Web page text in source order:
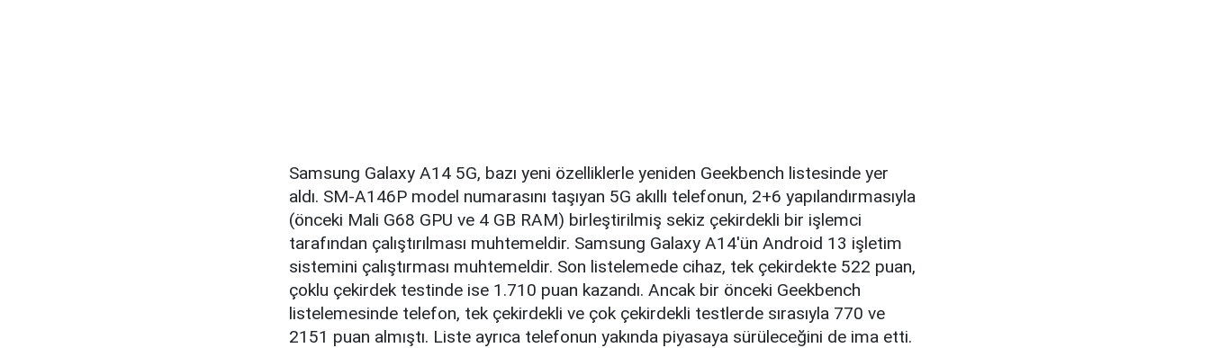
Samsung Galaxy A14 5G, bazı yeni özelliklerle yeniden Geekbench listesinde yer
aldı. SM-A146P model numarasını taşıyan 5G akıllı telefonun, 2+6 yapılandırmasıyla
(önceki Mali G68 GPU ve 4 GB RAM) birleştirilmiş sekiz çekirdekli bir işlemci
tarafından çalıştırılması muhtemeldir. Samsung Galaxy A14'ün Android 13 işletim
sistemini çalıştırması muhtemeldir. Son listelemede cihaz, tek çekirdekte 522 puan,
çoklu çekirdek testinde ise 1.710 puan kazandı. Ancak bir önceki Geekbench
listelemesinde telefon, tek çekirdekli ve çok çekirdekli testlerde sırasıyla 770 ve
2151 puan almıştı. Liste ayrıca telefonun yakında piyasaya sürüleceğini de ima etti.